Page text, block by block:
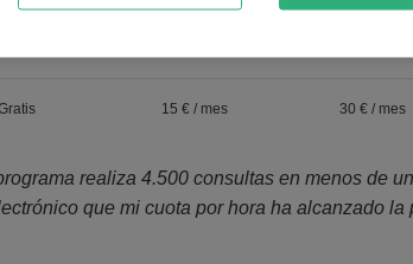
15 € / mes 30 € / mes
realiza 4.500 consultas en menos de
que mi cuota por hora ha alcanzado